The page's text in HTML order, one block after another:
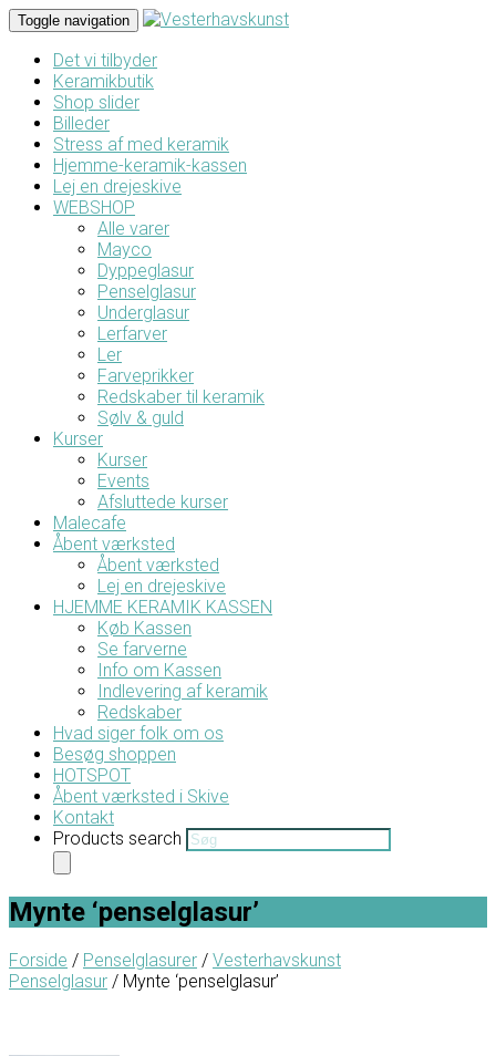
Toggle navigation
Det vi tilbyder
Keramikbutik
Shop slider
Billeder
Stress af med keramik
Hjemme-keramik-kassen
Lej en drejeskive
WEBSHOP
Alle varer
Mayco
Dyppeglasur
Penselglasur
Underglasur
Lerfarver
Ler
Farveprikker
Redskaber til keramik
Sølv & guld
Kurser
Kurser
Events
Afsluttede kurser
Malecafe
Åbent værksted
Åbent værksted
Lej en drejeskive
HJEMME KERAMIK KASSEN
Køb Kassen
Se farverne
Info om Kassen
Indlevering af keramik
Redskaber
Hvad siger folk om os
Besøg shoppen
HOTSPOT
Åbent værksted i Skive
Kontakt
Products search
Mynte ‘penselglasur’
Forside / Penselglasurer / Vesterhavskunst
Penselglasur / Mynte ‘penselglasur’